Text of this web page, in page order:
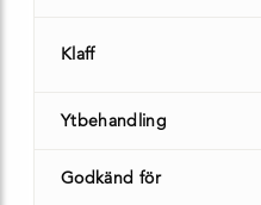
Klaff
Ytbehandling
Godkänd för